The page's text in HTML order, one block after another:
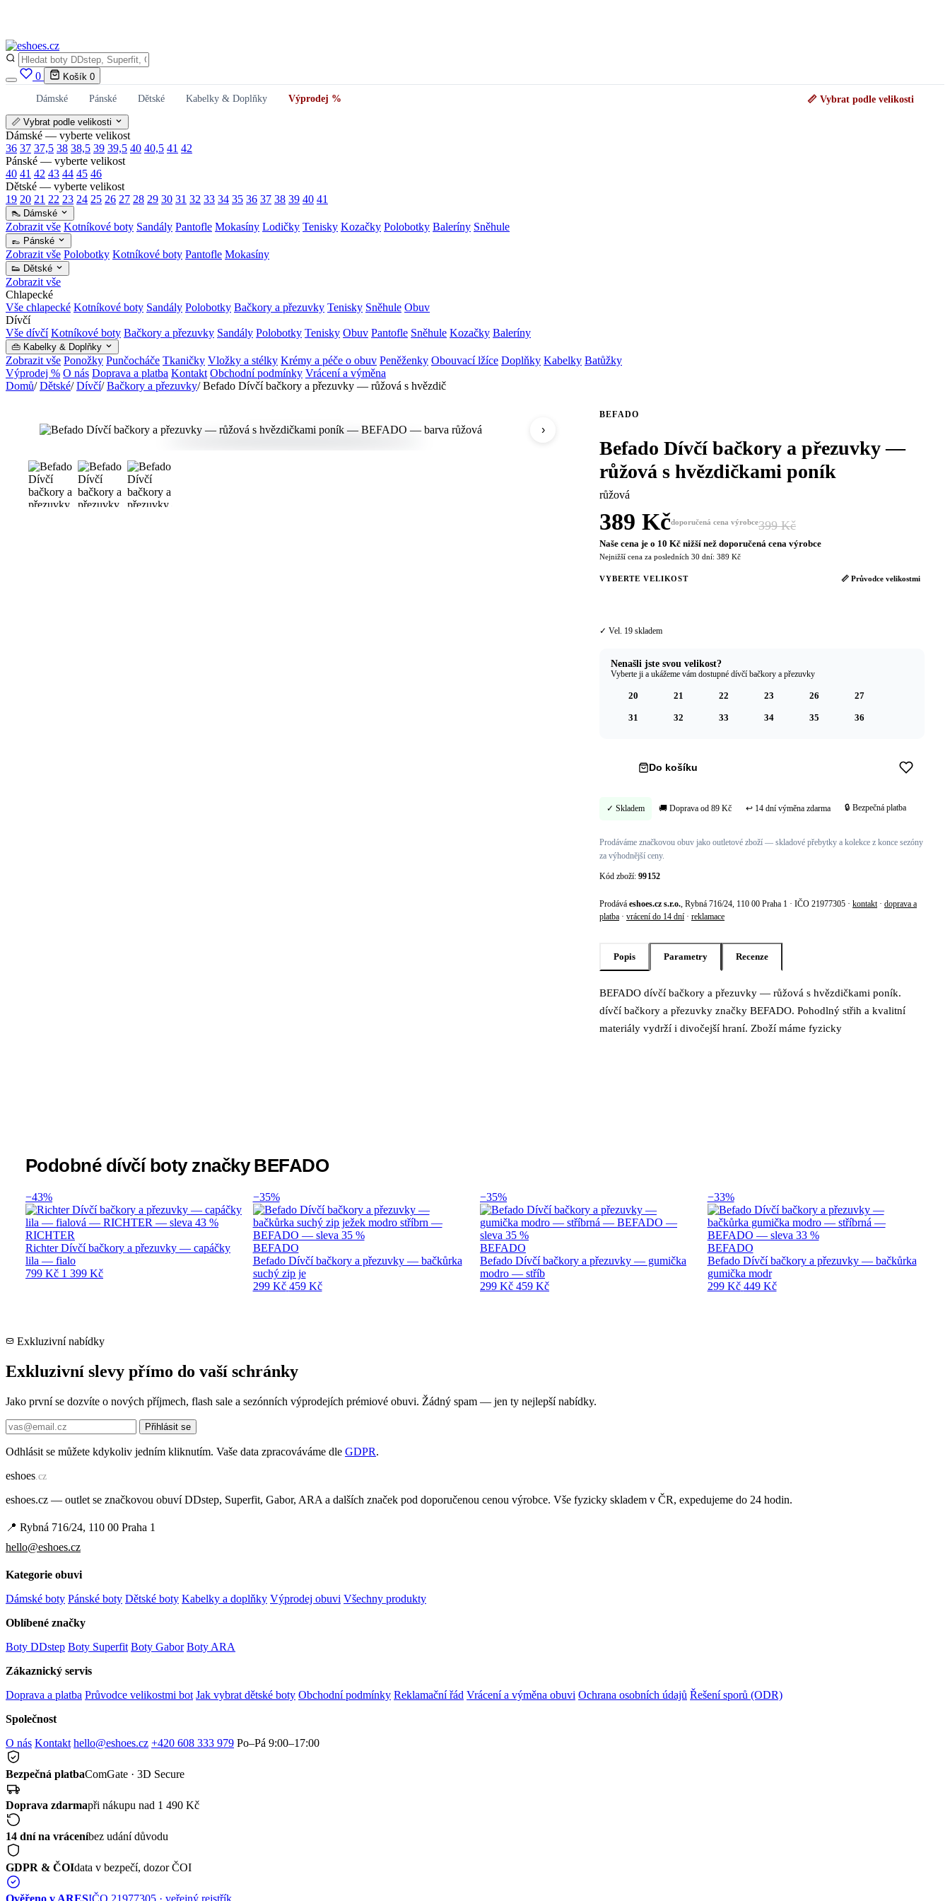
0 Košík 0
Dámské Pánské Dětské Kabelky & Doplňky Výprodej % 📏 Vybrat podle velikosti
📏 Vybrat podle velikosti
Dámské — vyberte velikost
36 37 37,5 38 38,5 39 39,5 40 40,5 41 42
Pánské — vyberte velikost
40 41 42 43 44 45 46
Dětské — vyberte velikost
19 20 21 22 23 24 25 26 27 28 29 30 31 32 33 34 35 36 37 38 39 40 41
👠 Dámské
Zobrazit vše Kotníkové boty Sandály Pantofle Mokasíny Lodičky Tenisky Kozačky Polobotky Baleríny Sněhule
👞 Pánské
Zobrazit vše Polobotky Kotníkové boty Pantofle Mokasíny
👟 Dětské
Zobrazit vše
Chlapecké
Vše chlapecké Kotníkové boty Sandály Polobotky Bačkory a přezuvky Tenisky Sněhule Obuv
Dívčí
Vše dívčí Kotníkové boty Bačkory a přezuvky Sandály Polobotky Tenisky Obuv Pantofle Sněhule Kozačky Baleríny
👜 Kabelky & Doplňky
Zobrazit vše Ponožky Punčocháče Tkaničky Vložky a stélky Krémy a péče o obuv Peněženky Obouvací lžíce Doplňky Kabelky Batůžky
Výprodej % O nás Doprava a platba Kontakt Obchodní podmínky Vrácení a výměna
Domů/ Dětské/ Dívčí/ Bačkory a přezuvky/ Befado Dívčí bačkory a přezuvky — růžová s hvězdič
›
BEFADO
Befado Dívčí bačkory a přezuvky —
růžová s hvězdičkami poník
růžová
389 Kčdoporučená cena výrobce399 Kč
Naše cena je o 10 Kč nižší než doporučená cena výrobce
Nejnižší cena za posledních 30 dní: 389 Kč
VYBERTE VELIKOST 📏 Průvodce velikostmi
✓ Vel. 19 skladem
Nenašli jste svou velikost?
Vyberte ji a ukážeme vám dostupné dívčí bačkory a přezuvky
20 21 22 23 26 27
31 32 33 34 35 36
Do košíku
✓ Skladem 🚚 Doprava od 89 Kč ↩ 14 dní výměna zdarma 🔒 Bezpečná platba
Prodáváme značkovou obuv jako outletové zboží — skladové přebytky a kolekce z konce sezóny
za výhodnější ceny.
Kód zboží: 99152
Prodává eshoes.cz s.r.o. , Rybná 716/24, 110 00 Praha 1 · IČO 21977305 · kontakt · doprava a
platba · vrácení do 14 dní · reklamace
Popis Parametry Recenze
Popis produktu Befado Dívčí bačkory a
BEFADO dívčí bačkory a přezuvky — růžová s hvězdičkami poník.
dívčí bačkory a přezuvky značky BEFADO. Pohodlný střih a kvalitní
materiály vydrží i divočejší hraní. Zboží máme fyzicky
Podobné dívčí boty značky BEFADO
−43%
RICHTER
Richter Dívčí bačkory a přezuvky — capáčky
lila — fialo
799 Kč 1 399 Kč
−35%
BEFADO
Befado Dívčí bačkory a přezuvky — bačkůrka
suchý zip je
299 Kč 459 Kč
−35%
BEFADO
Befado Dívčí bačkory a přezuvky — gumička
modro — stříb
299 Kč 459 Kč
−33%
BEFADO
Befado Dívčí bačkory a přezuvky — bačkůrka
gumička modr
299 Kč 449 Kč
Exkluzivní nabídky
Exkluzivní slevy přímo do vaší schránky
Jako první se dozvíte o nových příjmech, flash sale a sezónních výprodejích prémiové obuvi. Žádný spam — jen ty nejlepší nabídky.
Přihlásit se
Odhlásit se můžete kdykoliv jedním kliknutím. Vaše data zpracováváme dle GDPR.
eshoes .cz
eshoes.cz — outlet se značkovou obuví DDstep, Superfit, Gabor, ARA a dalších značek pod doporučenou cenou výrobce. Vše fyzicky skladem v ČR, expedujeme do 24 hodin.
📍 Rybná 716/24, 110 00 Praha 1
hello@eshoes.cz
Kategorie obuvi
Dámské boty Pánské boty Dětské boty Kabelky a doplňky Výprodej obuvi Všechny produkty
Oblíbené značky
Boty DDstep Boty Superfit Boty Gabor Boty ARA
Zákaznický servis
Doprava a platba Průvodce velikostmi bot Jak vybrat dětské boty Obchodní podmínky Reklamační řád Vrácení a výměna obuvi Ochrana osobních údajů Řešení sporů (ODR)
Společnost
O nás Kontakt hello@eshoes.cz +420 608 333 979 Po–Pá 9:00–17:00
Bezpečná platbaComGate · 3D Secure
Doprava zdarmapři nákupu nad 1 490 Kč
14 dní na vráceníbez udání důvodu
GDPR & ČOIdata v bezpečí, dozor ČOI
Ověřeno v ARESIČO 21977305 · veřejný rejstřík